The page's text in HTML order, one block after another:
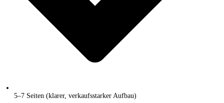
5–7 Seiten (klarer, verkaufsstarker Aufbau)